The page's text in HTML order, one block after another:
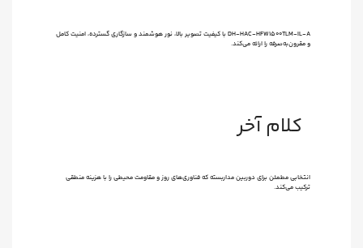
DH-HAC-HFW1500TLM-IL-A با کیفیت تصویر بالا، نور هوشمند و سازگاری گسترده، امنیت کامل
و مقرون‌به‌صرفه را ارائه می‌کند.
کلام آخر
انتخابی مطمئن برای دوربین مداربسته که فناوری‌های روز و مقاومت محیطی را با هزینه منطقی
ترکیب می‌کند.